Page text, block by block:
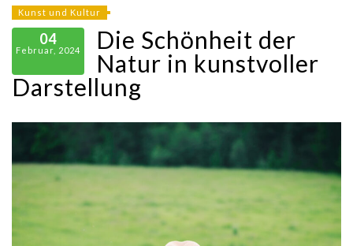
Kunst und Kultur
04
Februar, 2024
Die Schönheit der
Natur in kunstvoller
Darstellung